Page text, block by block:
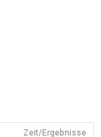
Zeit/Ergebnisse